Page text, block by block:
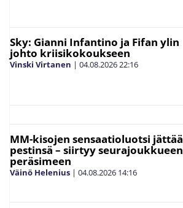
Sky: Gianni Infantino ja Fifan ylin
johto kriisikokoukseen
Vinski Virtanen | 04.08.202622:16
MM-kisojen sensaatioluotsi jättää
pestinsä – siirtyy seurajoukkueen
peräsimeen
Väinö Helenius | 04.08.2026 14:16